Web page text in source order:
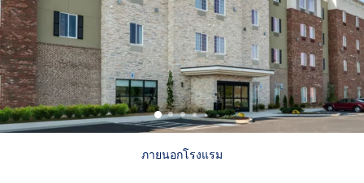
ภายนอกโรงแรม